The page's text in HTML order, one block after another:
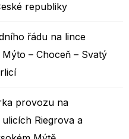
republiky
řádu na lince
– Choceň – Svatý
provozu na
Riegrova a